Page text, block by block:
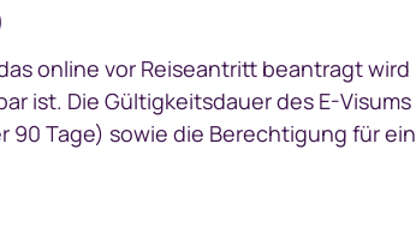
online vor Reiseantritt beantragt
ist. Die Gültigkeitsdauer des E-
90 Tage) sowie die Berechtigung für